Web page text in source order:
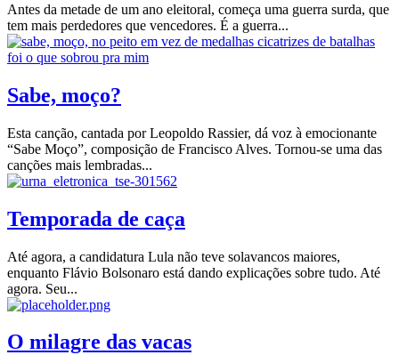
Antes da metade de um ano eleitoral, começa uma guerra surda, que
tem mais perdedores que vencedores. É a guerra...
Sabe, moço?
Esta canção, cantada por Leopoldo Rassier, dá voz à emocionante
“Sabe Moço”, composição de Francisco Alves. Tornou-se uma das
canções mais lembradas...
Temporada de caça
Até agora, a candidatura Lula não teve solavancos maiores,
enquanto Flávio Bolsonaro está dando explicações sobre tudo. Até
agora. Seu...
O milagre das vacas